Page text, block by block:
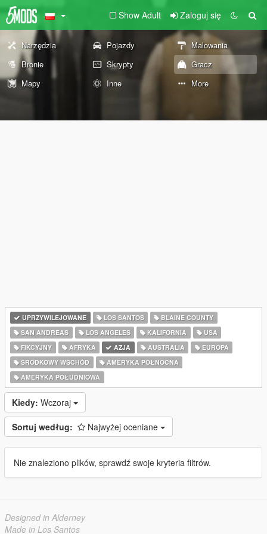
Show Adult Zaloguj się
Narzędzia Pojazdy
Malowania
Bronie
Skrypty
Gracz
Mapy
Inne More
UPRZYWILEJOWANE LOS SANTOS
BLAINE COUNTY
SAN ANDREAS
LOS ANGELES KALIFORNIA
USA
FIKCYJNY
AFRYKA AZJA AUSTRALIA
EUROPA
ŚRODKOWY WSCHÓD
AMERYKA PÓŁNOCNA
AMERYKA POŁUDNIOWA
Kiedy: Wczoraj
Sortuj według: Najwyżej oceniane
Nie znaleziono plików, sprawdź swoje kryteria filtrów.
Designed in Alderney
Made in Los Santos